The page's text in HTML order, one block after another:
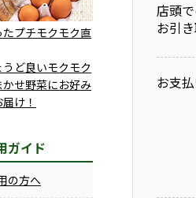
プチモクモク直
ど良いモクモク
せ野菜にお好み
け！
ガイド
の方へ
店頭
お引
お支